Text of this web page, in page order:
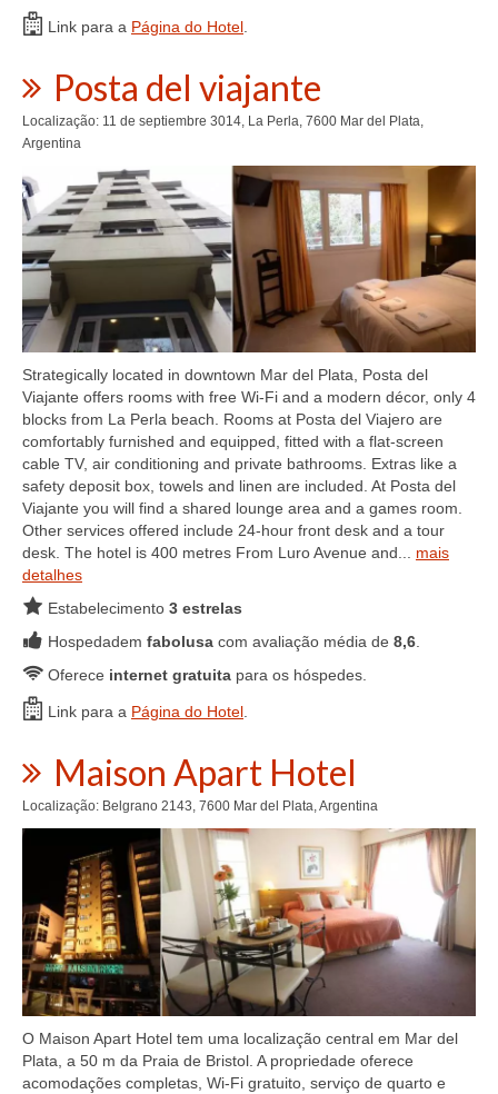
Link para a Página do Hotel
Posta del viajante
Localização: 11 de septiembre 3014, La Perla, 7600 Mar del Plata,
Argentina
Strategically located in downtown Mar del Plata, Posta del
Viajante offers rooms with free Wi-Fi and a modern décor, only 4
blocks from La Perla beach. Rooms at Posta del Viajero are
comfortably furnished and equipped, fitted with a flat-screen
cable TV, air conditioning and private bathrooms. Extras like a
safety deposit box, towels and linen are included. At Posta del
Viajante you will find a shared lounge area and a games room.
Other services offered include 24-hour front desk and a tour
desk. The hotel is 400 metres From Luro Avenue and... mais
detalhes
Estabelecimento 3 estrelas
Hospedadem fabolusa com avaliação média de 8,6
Oferece internet gratuita para os hóspedes.
Link para a Página do Hotel
Maison Apart Hotel
Localização: Belgrano 2143, 7600 Mar del Plata, Argentina
O Maison Apart Hotel tem uma localização central em Mar del
Plata, a 50 m da Praia de Bristol. A propriedade oferece
acomodações completas, Wi-Fi gratuito, serviço de quarto e